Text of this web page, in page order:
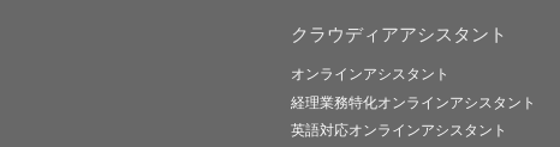
クラウディアアシスタント
オンラインアシスタント
経理業務特化オンラインアシスタント
英語対応オンラインアシスタント